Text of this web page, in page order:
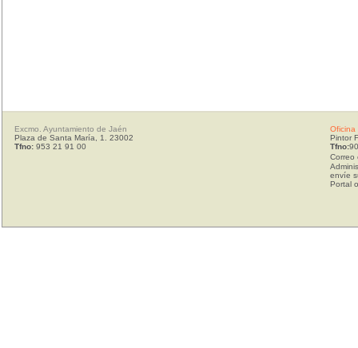
Excmo. Ayuntamiento de Jaén
Plaza de Santa María, 1. 23002
Tfno: 953 21 91 00
Oficina
Pintor
Tfno:
Correo
envíe
Portal